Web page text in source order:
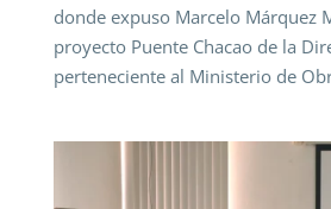
donde expuso Marcelo Márquez
proyecto Puente Chacao de la
perteneciente al Ministerio de